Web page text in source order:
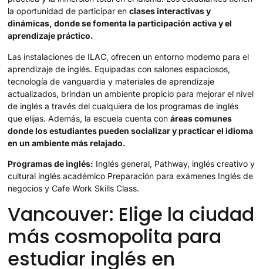
la oportunidad de participar enclases interactivas y
dinámicas, donde se fomenta la participación activa y el
aprendizaje práctico.
Las instalaciones de ILAC, ofrecen un entorno moderno para el
aprendizaje de inglés. Equipadas con salones espaciosos,
tecnología de vanguardia y materiales de aprendizaje
actualizados, brindan un ambiente propicio para mejorar el nivel
de inglés a través del cualquiera de los programas de inglés
que elijas. Además, la escuela cuenta conáreas comunes
donde los estudiantes pueden socializar y practicar el idioma
en un ambiente más relajado.
Programas de inglés: Inglés general, Pathway, inglés creativo y
cultural inglés académico Preparación para exámenes Inglés de
negocios y Cafe Work Skills Class.
Vancouver: Elige la ciudad
más cosmopolita para
estudiar inglés en